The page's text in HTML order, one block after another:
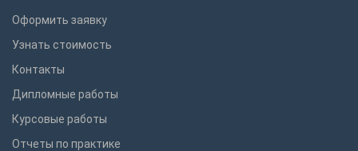
Оформить заявку
Узнать стоимость
Контакты
Дипломные работы
Курсовые работы
Отчеты по практике